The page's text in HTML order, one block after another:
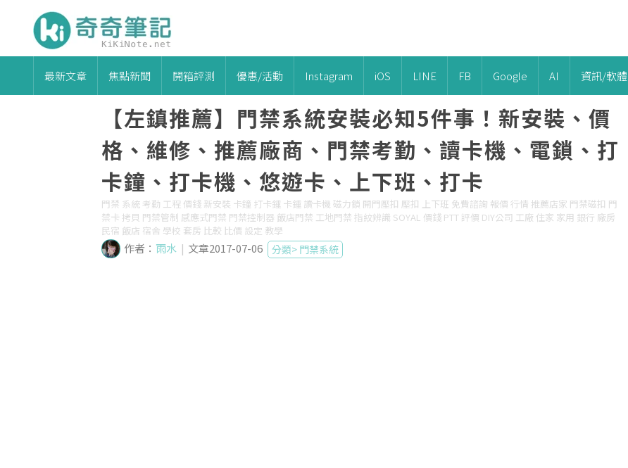
最新文章 焦點新聞 開箱評測 優惠/活動 Instagram iOS LINE FB Google AI 資訊/軟體
【左鎮推薦】門禁系統安裝必知5件事！新安裝、價
格、維修、推薦廠商、門禁考勤、讀卡機、電鎖、打
卡鐘、打卡機、悠遊卡、上下班、打卡
門禁 系統 考勤 工程 價錢 新安裝 卡鐘 打卡鍾 卡鍾 讀卡機 磁力鎖 開門壓扣 壓扣 上下班 免費諮詢 報價 行情 推薦店家 門禁磁扣 門
禁卡 拷貝 門禁管制 感應式門禁 門禁控制器 飯店門禁 工地門禁 指紋辨識 SOYAL 價錢 PTT 評價 DIY公司 工廠 住家 家用 銀行 廠房
民宿 飯店 宿舍 學校 套房 比較 比價 設定 教學
作者： 雨水 | 文章2017-07-06 分類> 門禁系統